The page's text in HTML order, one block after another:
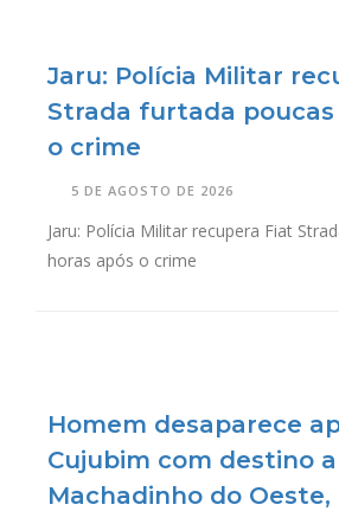
Jaru: Polícia Militar
Strada furtada poucas
o crime
5 DE AGOSTO DE 2026
Jaru: Polícia Militar recupera Fiat
horas após o crime
Homem desaparece
Cujubim com destino a
Machadinho do Oeste,